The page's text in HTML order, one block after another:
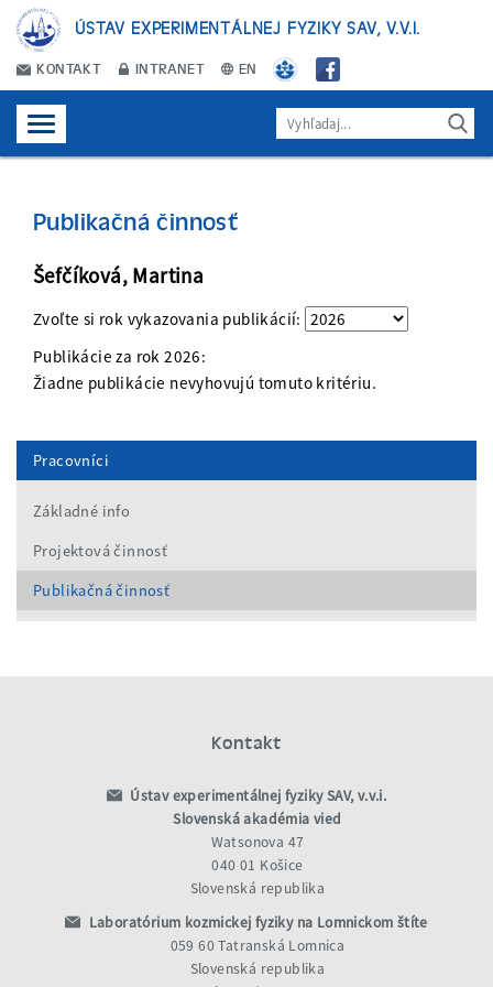
ÚSTAV EXPERIMENTÁLNEJ FYZIKY SAV, V.V.I.
KONTAKT INTRANET EN
Publikačná činnosť
Šefčíková, Martina
Zvoľte si rok vykazovania publikácií:
Publikácie za rok2026:
Žiadne publikácie nevyhovujú tomuto kritériu.
Pracovníci
Základné info
Projektová činnosť
Publikačná činnosť
Kontakt
Ústav experimentálnej fyziky SAV, v.v.i.
Slovenská akadémia vied
Watsonova 47
040 01 Košice
Slovenská republika
Laboratórium kozmickej fyziky na Lomnickom štíte
059 60 Tatranská Lomnica
Slovenská republika